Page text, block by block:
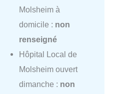
Molsheim à
domicile : non
renseigné
Hôpital Local de
Molsheim ouvert
dimanche : non